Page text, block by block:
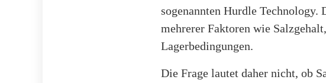
sogenannten Hurdle Technology.
mehrerer Faktoren wie
Lagerbedingungen.
Die Frage lautet daher nicht, ob